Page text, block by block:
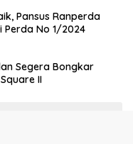
Pansus Ranperda
Perda No 1/2024
Segera Bongkar
II